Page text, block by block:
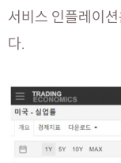
서비스 인플레이
다.